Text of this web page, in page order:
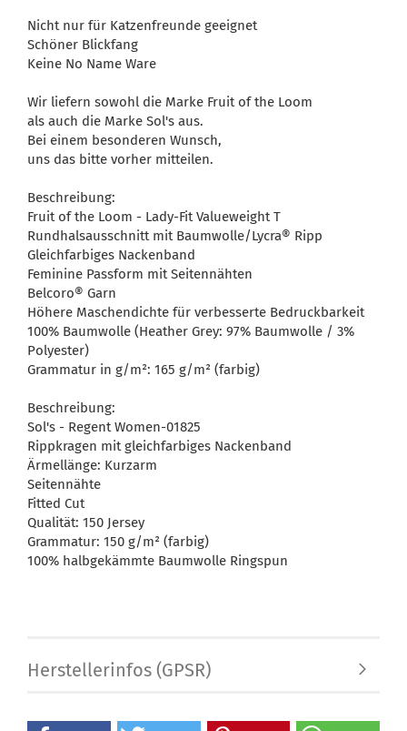
Nicht nur für Katzenfreunde geeignet
Schöner Blickfang
Keine No Name Ware
Wir liefern sowohl die Marke Fruit of the Loom
als auch die Marke Sol's aus.
Bei einem besonderen Wunsch,
uns das bitte vorher mitteilen.
Beschreibung:
Fruit of the Loom - Lady-Fit Valueweight T
Rundhalsausschnitt mit Baumwolle/Lycra® Ripp
Gleichfarbiges Nackenband
Feminine Passform mit Seitennähten
Belcoro® Garn
Höhere Maschendichte für verbesserte Bedruckbarkeit
100% Baumwolle (Heather Grey: 97% Baumwolle / 3%
Polyester)
Grammatur in g/m²: 165 g/m² (farbig)
Beschreibung:
Sol's - Regent Women-01825
Rippkragen mit gleichfarbiges Nackenband
Ärmellänge: Kurzarm
Seitennähte
Fitted Cut
Qualität: 150 Jersey
Grammatur: 150 g/m² (farbig)
100% halbgekämmte Baumwolle Ringspun
Herstellerinfos (GPSR)